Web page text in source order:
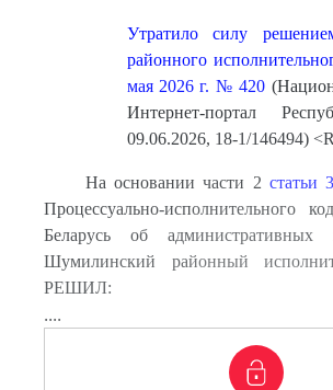
Утратило силу
районного
мая 2026 г. № 420
Интернет-портал
09.06.2026, 18-1/146494)
На основании части 2 статьи
Процессуально-исполнительного
Беларусь об административных
Шумилинский районный
РЕШИЛ:
....